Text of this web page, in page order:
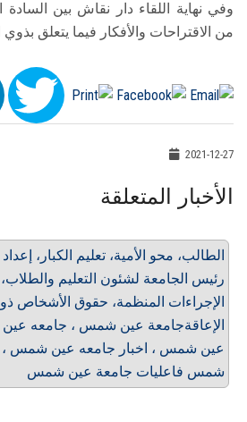
وفي نهاية اللقاء دار نقاش بين
من الاقتراحات والأفكار فيما يتعلق بذوي
2021-12-27
الأخبار المتعلقة
الطالب، محو الأمية، تعليم الكبار،
رئيس الجامعة لشئون التعليم والطلاب،
الإجراءات المنظمة، حقوق الأشخاص
الإعاقةجامعة عين شمس ، جامعه
عين شمس ، اخبار جامعه عين شمس
شمس فاعليات جامعة عين شمس